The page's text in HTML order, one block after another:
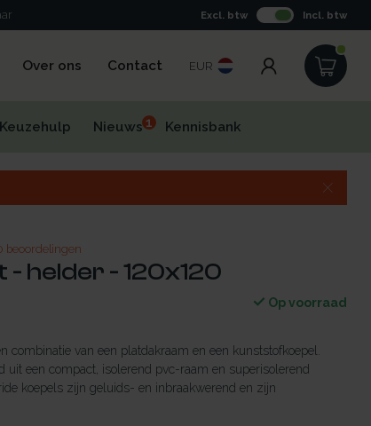
Excl. btw Incl. btw
Over ons Contact EUR
Keuzehulp Nieuws1 Kennisbank
beoordelingen
- helder - 120x120
Op voorraad
combinatie van een platdakraam en een kunststofkoepel.
uit een compact, isolerend pvc-raam en superisolerend
koepels zijn geluids- en inbraakwerend en zijn